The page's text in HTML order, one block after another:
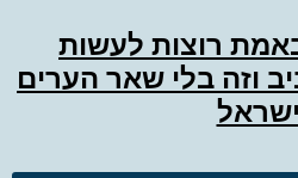
רוצות לעשות
וזה בלי שאר הערים